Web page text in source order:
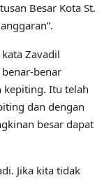
Besar Kota St.
Zavadil
benar
kepiting. Itu telah
dan dengan
besar dapat
Jika kita tidak